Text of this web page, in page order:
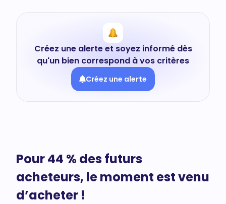
Créez une alerte et soyez informé dès
qu'un bien correspond à vos critères
Créez une alerte
Pour 44 % des futurs
acheteurs, le moment est venu
d’acheter !